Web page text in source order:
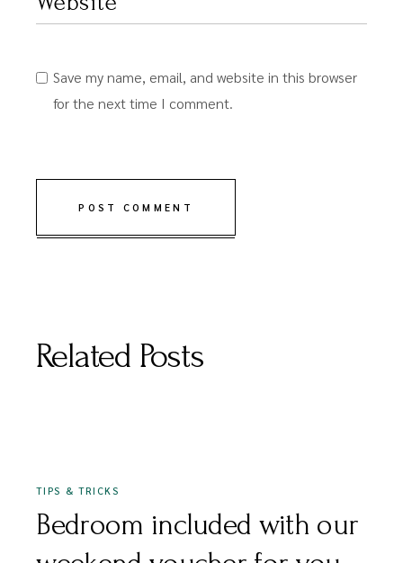
Save my name, email, and website in this browser
for the next time I comment.
POST COMMENT
Related Posts
TIPS & TRICKS
Bedroom included with our